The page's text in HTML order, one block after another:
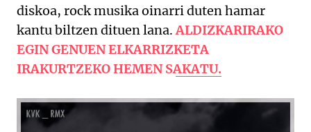
diskoa, rock musika oinarri duten hamar
kantu biltzen dituen lana. ALDIZKARIRAKO
EGIN GENUEN ELKARRIZKETA
IRAKURTZEKO HEMEN SAKATU.